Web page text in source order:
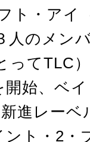
ト・アイ
人のメン
ってTLC
始、ベ
進レーベ
ト・2・